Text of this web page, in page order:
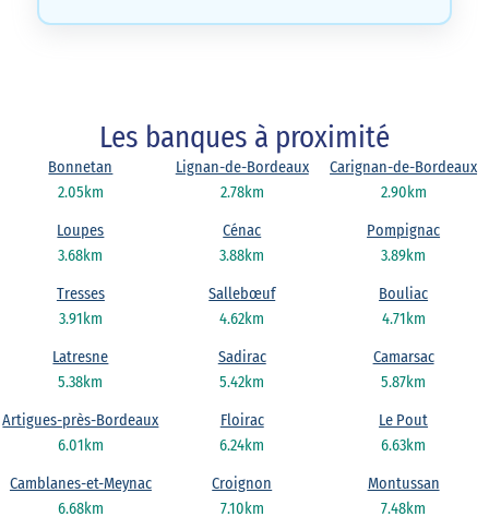
Les banques à proximité
2.05km
Bonnetan
2.78km
Lignan-de-Bordeaux
2.90km
Carignan-de-Bordeaux
3.68km
Loupes
3.88km
Cénac
3.89km
Pompignac
3.91km
Tresses
4.62km
Sallebœuf
4.71km
Bouliac
5.38km
Latresne
5.42km
Sadirac
5.87km
Camarsac
6.01km
Artigues-près-Bordeaux
6.24km
Floirac
6.63km
Le Pout
6.68km
Camblanes-et-Meynac
7.10km
Croignon
7.48km
Montussan